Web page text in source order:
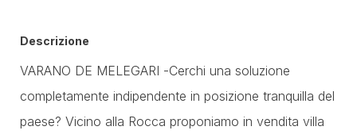
Descrizione
VARANO DE MELEGARI -Cerchi una soluzione
completamente indipendente in posizione tranquilla del
paese? Vicino alla Rocca proponiamo in vendita villa